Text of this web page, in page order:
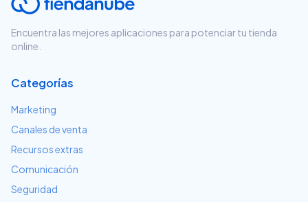
Encuentra las mejores aplicaciones para potenciar tu tienda
online.
Categorías
Marketing
Canales de venta
Recursos extras
Comunicación
Seguridad